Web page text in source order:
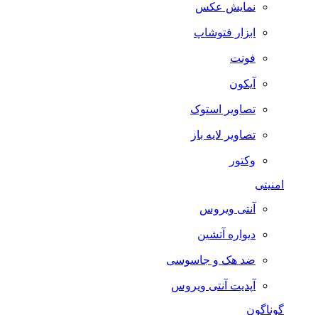
نمایش عکس
ابزار فتوشاپ
فونت
آیکون
تصاویر استوک
تصاویر لایه باز
وکتور
امنیتی
آنتی ویروس
دیواره آتشین
ضد هک و جاسوسی
آپدیت آنتی ویروس
گوناگون